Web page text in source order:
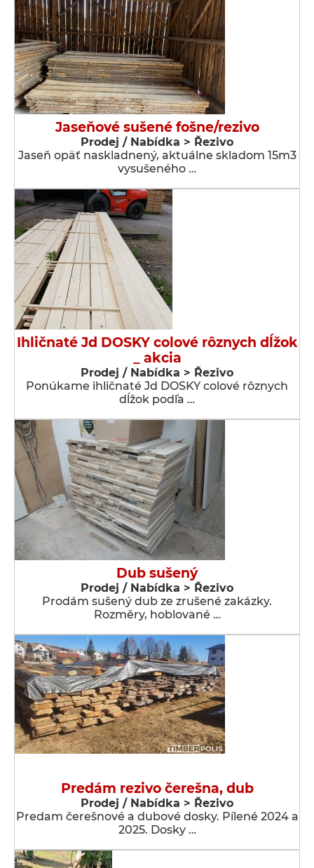
Jaseňové sušené fošne/rezivo
Prodej / Nabídka > Řezivo
Jaseň opäť naskladnený, aktuálne skladom 15m3
vysušeného …
Ihličnaté Jd DOSKY colové rôznych dĺžok
_ akcia
Prodej / Nabídka > Řezivo
Ponúkame ihličnaté Jd DOSKY colové rôznych
dĺžok podľa …
Dub sušený
Prodej / Nabídka > Řezivo
Prodám sušený dub ze zrušené zakázky.
Rozměry, hoblované …
Predám rezivo čerešna, dub
Prodej / Nabídka > Řezivo
Predam čerešnové a dubové dosky. Pílené 2024 a
2025. Dosky …